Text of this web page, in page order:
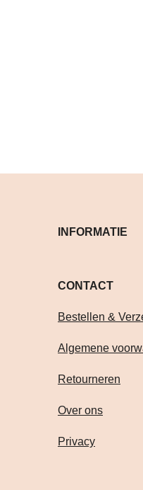
INFORMATIE
Bestellen &
Algemene
Retourneren
Over ons
Privacy